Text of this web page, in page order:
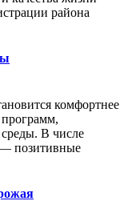
района
комфортнее
программ,
В числе
позитивные